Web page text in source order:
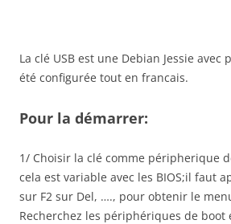
La clé USB est une Debian Jessie avec
été configurée tout en francais.
Pour la démarrer:
1/ Choisir la clé comme péripherique
cela est variable avec les BIOS;il faut
sur F2 sur Del, …., pour obtenir le
Recherchez les périphériques de